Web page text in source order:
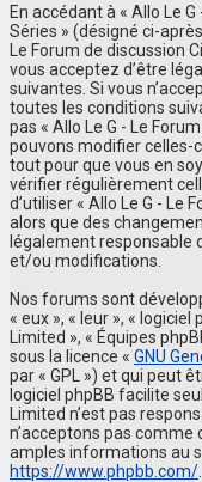
En accédant à « Allo Le
Séries » (désigné ci-
Le Forum de discussion
vous acceptez d’être
suivantes. Si vous
toutes les conditions
pas « Allo Le G - Le
pouvons modifier celles-
tout pour que vous en
vérifier régulièrement
d’utiliser « Allo Le G - Le
alors que des
légalement responsable
et/ou modifications.
Nos forums sont
« eux », « leur », «
Limited », « Équipes
sous la licence « GNU
par « GPL ») et qui peut
logiciel phpBB facilite
Limited n’est pas
n’acceptons pas comme
amples informations au
https://www.phpbb.com/